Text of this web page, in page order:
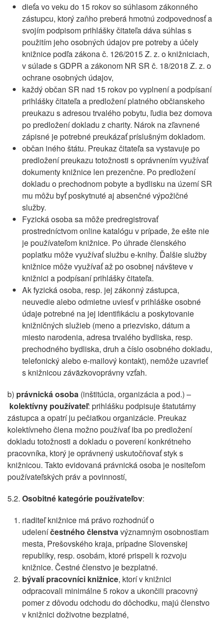
dieťa vo veku do 15 rokov so súhlasom zákonného
zástupcu, ktorý zaňho preberá hmotnú zodpovednosť a
svojím podpisom prihlášky čitateľa dáva súhlas s
použitím jeho osobných údajov pre potreby a účely
knižnice podľa zákona č. 126/2015 Z. z. o knižniciach,
v súlade s GDPR a zákonom NR SR č. 18/2018 Z. z. o
ochrane osobných údajov,
každý občan SR nad 15 rokov po vyplnení a podpísaní
prihlášky čitateľa a predložení platného občianskeho
preukazu s adresou trvalého pobytu, ľudia bez domova
po predložení dokladu z charity. Nárok na zľavnené
zápisné je potrebné preukázať príslušným dokladom.
občan iného štátu. Preukaz čitateľa sa vystavuje po
predložení preukazu totožnosti s oprávnením využívať
dokumenty knižnice len prezenčne. Po predložení
dokladu o prechodnom pobyte a bydlisku na území SR
mu môžu byť poskytnuté aj absenčné výpožičné
služby.
Fyzická osoba sa môže predregistrovať
prostredníctvom online katalógu v prípade, že ešte nie
je používateľom knižnice. Po úhrade členského
poplatku môže využívať službu e-knihy. Ďalšie služby
knižnice môže využívať až po osobnej návšteve v
knižnici a podpísaní prihlášky čitateľa.
Ak fyzická osoba, resp. jej zákonný zástupca,
neuvedie alebo odmietne uviesť v prihláške osobné
údaje potrebné na jej identifikáciu a poskytovanie
knižničných služieb (meno a priezvisko, dátum a
miesto narodenia, adresa trvalého bydliska, resp.
prechodného bydliska, druh a číslo osobného dokladu,
telefonický alebo e-mailový kontakt), nemôže uzavrieť
s knižnicou záväzkovoprávny vzťah.
b) právnická osoba (inštitúcia, organizácia a pod.) –
kolektívny používateľ: prihlášku podpisuje štatutárny
zástupca a opatrí ju pečiatkou organizácie. Preukaz
kolektívneho člena možno používať iba po predložení
dokladu totožnosti a dokladu o poverení konkrétneho
pracovníka, ktorý je oprávnený uskutočňovať styk s
knižnicou. Takto evidovaná právnická osoba je nositeľom
používateľských práv a povinností,
5.2. Osobitné kategórie používateľov:
riaditeľ knižnice má právo rozhodnúť o
udeleníčestného členstvavýznamným osobnostiam
mesta, Prešovského kraja, prípadne Slovenskej
republiky, resp. osobám, ktoré prispeli k rozvoju
knižnice. Čestné členstvo je bezplatné.
bývalí pracovníci knižnice, ktorí v knižnici
odpracovali minimálne 5 rokov a ukončili pracovný
pomer z dôvodu odchodu do dôchodku, majú členstvo
v knižnici doživotne bezplatné,